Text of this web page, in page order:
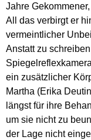
Jahre
All das verbirgt er
vermeintlicher
Anstatt zu
ein zusätzlicher
Martha (Erika
längst für ihre
um sie nicht zu
der Lage nicht